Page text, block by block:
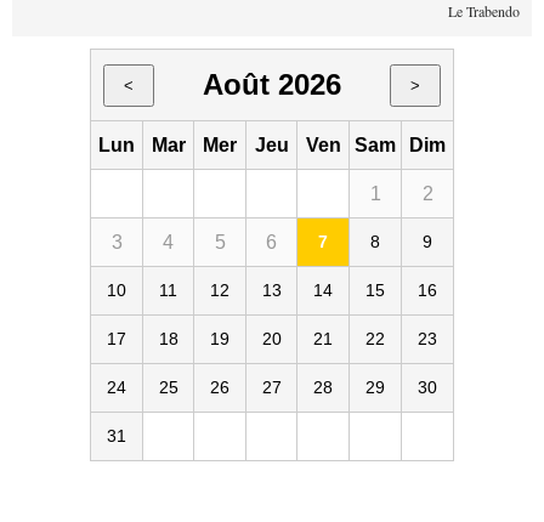
Le Trabendo
< Août 2026 >
Lun Mar Mer Jeu Ven Sam Dim
1 2
3 4 5 6 7 8 9
10 11 12 13 14 15 16
17 18 19 20 21 22 23
24 25 26 27 28 29 30
31